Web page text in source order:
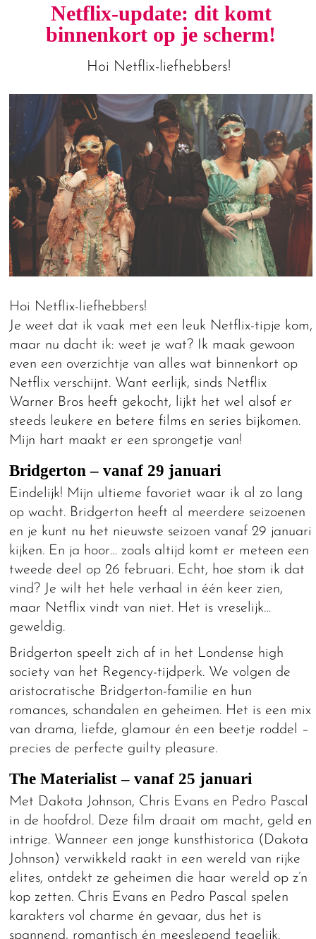
Netflix-update: dit komt
binnenkort op je scherm!
Hoi Netflix-liefhebbers!
Hoi Netflix-liefhebbers!
Je weet dat ik vaak met een leuk Netflix-tipje kom,
maar nu dacht ik: weet je wat? Ik maak gewoon
even een overzichtje van alles wat binnenkort op
Netflix verschijnt. Want eerlijk, sinds Netflix
Warner Bros heeft gekocht, lijkt het wel alsof er
steeds leukere en betere films en series bijkomen.
Mijn hart maakt er een sprongetje van!
Bridgerton – vanaf 29 januari
Eindelijk! Mijn ultieme favoriet waar ik al zo lang
op wacht. Bridgerton heeft al meerdere seizoenen
en je kunt nu het nieuwste seizoen vanaf 29 januari
kijken. En ja hoor… zoals altijd komt er meteen een
tweede deel op 26 februari. Echt, hoe stom ik dat
vind? Je wilt het hele verhaal in één keer zien,
maar Netflix vindt van niet. Het is vreselijk…
geweldig.
Bridgerton speelt zich af in het Londense high
society van het Regency-tijdperk. We volgen de
aristocratische Bridgerton-familie en hun
romances, schandalen en geheimen. Het is een mix
van drama, liefde, glamour én een beetje roddel –
precies de perfecte guilty pleasure.
The Materialist – vanaf 25 januari
Met Dakota Johnson, Chris Evans en Pedro Pascal
in de hoofdrol. Deze film draait om macht, geld en
intrige. Wanneer een jonge kunsthistorica (Dakota
Johnson) verwikkeld raakt in een wereld van rijke
elites, ontdekt ze geheimen die haar wereld op z’n
kop zetten. Chris Evans en Pedro Pascal spelen
karakters vol charme én gevaar, dus het is
spannend, romantisch én meeslepend tegelijk.